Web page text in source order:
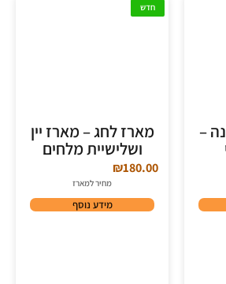
–
חדש
מארז לחג – מארז יין
ושלישיית מלחים
₪180.00
מחיר למארז
מידע נוסף